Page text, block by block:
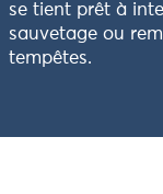
se tient prêt à
sauvetage ou
tempêtes.